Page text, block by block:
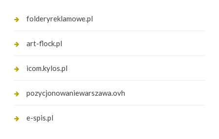
folderyreklamowe.pl
art-flock.pl
icom.kylos.pl
pozycjonowaniewarszawa.ovh
e-spis.pl